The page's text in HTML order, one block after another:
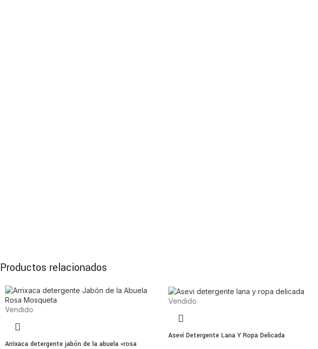
Productos relacionados
Vendido
Arrixaca detergente jabón de la abuela «rosa
Vendido
Asevi Detergente Lana Y Ropa Delicada